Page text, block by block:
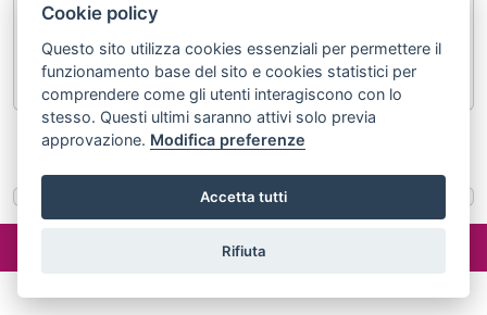
3. L'impugnazione contro la sola disposizione che
riguarda la confisca è proposta con gli stessi mezzi
previsti per i capi penali.
«Articolo 578 ter Articolo 580
02029690472
Cookie policy
Questo sito utilizza cookies essenziali per permettere il
funzionamento base del sito e cookies statistici per
comprendere come gli utenti interagiscono con lo
stesso. Questi ultimi saranno attivi solo previa
approvazione. Modifica preferenze
Accetta tutti
Rifiuta